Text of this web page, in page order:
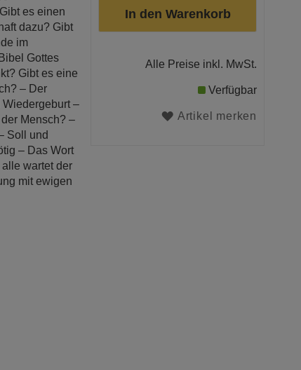
es einen
dazu? Gibt
im
Gottes
Gibt es eine
– Der
–
Mensch? –
Soll und
– Das Wort
wartet der
mit ewigen
In den Warenkorb
Alle Preise inkl. MwSt.
Verfügbar
Artikel merken